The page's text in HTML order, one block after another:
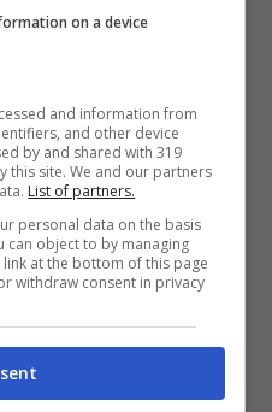
da quello della
e d’accordo, ho
e sono
una
lo giudicava
con Lidia si è
parentesi e
punti in
fatti
on a device
and information from
and other device
by and shared with 319
this site. We and our partners
List of partners.
personal data on the basis
can object to by managing
at the bottom of this page
withdraw consent in privacy